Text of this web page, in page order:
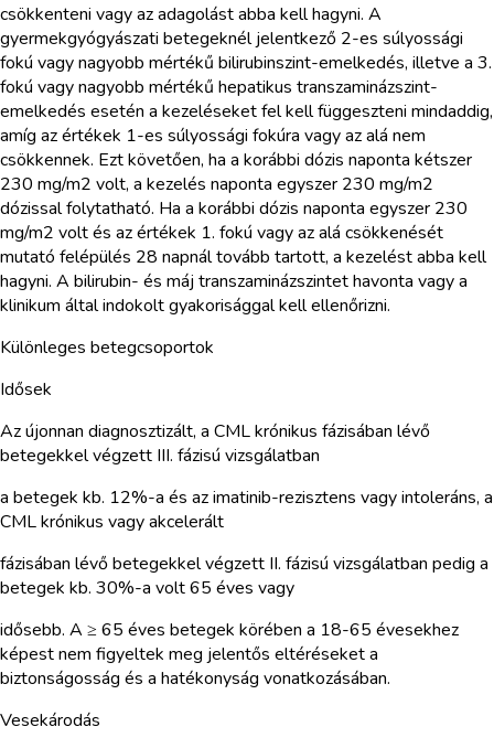
csökkenteni vagy az adagolást abba kell hagyni. A
gyermekgyógyászati betegeknél jelentkező 2-es súlyossági
fokú vagy nagyobb mértékű bilirubinszint-emelkedés, illetve a 3.
fokú vagy nagyobb mértékű hepatikus transzaminázszint-
emelkedés esetén a kezeléseket fel kell függeszteni mindaddig,
amíg az értékek 1-es súlyossági fokúra vagy az alá nem
csökkennek. Ezt követően, ha a korábbi dózis naponta kétszer
230 mg/m2 volt, a kezelés naponta egyszer 230 mg/m2
dózissal folytatható. Ha a korábbi dózis naponta egyszer 230
mg/m2 volt és az értékek 1. fokú vagy az alá csökkenését
mutató felépülés 28 napnál tovább tartott, a kezelést abba kell
hagyni. A bilirubin- és máj transzaminázszintet havonta vagy a
klinikum által indokolt gyakorisággal kell ellenőrizni.
Különleges betegcsoportok
Idősek
Az újonnan diagnosztizált, a CML krónikus fázisában lévő
betegekkel végzett III. fázisú vizsgálatban
a betegek kb. 12%-a és az imatinib-rezisztens vagy intoleráns, a
CML krónikus vagy akcelerált
fázisában lévő betegekkel végzett II. fázisú vizsgálatban pedig a
betegek kb. 30%-a volt 65 éves vagy
idősebb. A ≥ 65 éves betegek körében a 18-65 évesekhez
képest nem figyeltek meg jelentős eltéréseket a
biztonságosság és a hatékonyság vonatkozásában.
Vesekárodás